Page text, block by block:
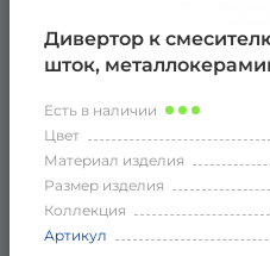
Дивертор к
шток,
Есть в наличии
Цвет
Материал изделия
Размер изделия
Коллекция
Артикул